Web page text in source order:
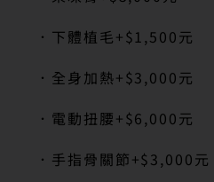
．下體植毛+$1,500元
．全身加熱+$3,000元
．電動扭腰+$6,000元
．手指骨關節+$3,000元